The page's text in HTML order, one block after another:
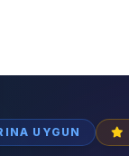
UYGUN